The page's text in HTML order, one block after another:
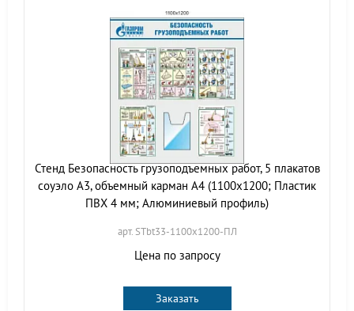
Стенд Безопасность грузоподъемных работ, 5 плакатов
соуэло А3, объемный карман А4 (1100х1200; Пластик
ПВХ 4 мм; Алюминиевый профиль)
арт. STbt33-1100х1200-ПЛ
Цена по запросу
Заказать